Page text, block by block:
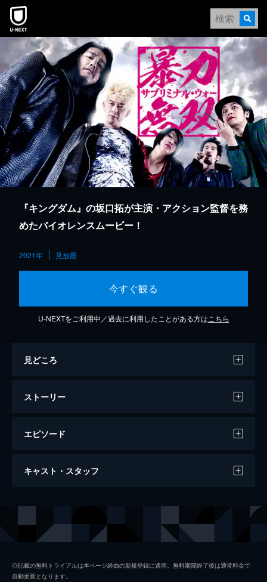
本文へスキップ
『キングダム』の坂口拓が主演・アクション監督を務
めたバイオレンスムービー！
2021年 見放題
今すぐ観る
U-NEXTをご利用中／過去に利用したことがある方は こちら
見どころ
ストーリー
エピソード
暴力無双 －サブリミナル・ウォー－
キャスト・スタッフ
デザートイーグル 榊英雄
◎記載の無料トライアルは本ページ経由の新規登録に適用。無料期間終了後は通常料金で
自動更新となります。